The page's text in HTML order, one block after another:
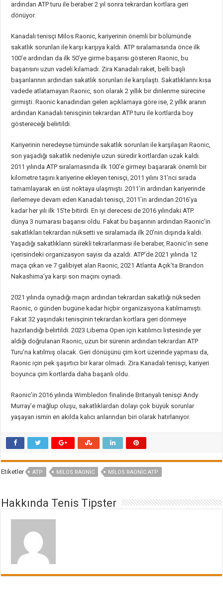
Ardından
Kortlara
ardından ATP turu ile beraber 2 yıl sonra tekrardan kortlara geri
dönüyor.
Kanadalı tenisçi Milos Raonic, kariyerinin önemli bir bölümünde
sakatlık sorunları ile karşı karşıya kaldı. ATP sıralamasında önce ilk
100’e ardından da ilk 50’ye girme başarısı gösteren Raonic, bu
başarısını uzun vadeli kılamadı. Zira Kanadalı raket, belli başlı
başarılarının ardından sakatlık sorunları ile karşılaştı. Sakatlıklarını kısa
vadede atlatamayan Raonic, son olarak 2 yıllık bir dinlenme sürecine
girmişti. Raonic kanadından gelen açıklamaya göre ise, 2 yıllık aranın
ardından Kanadalı tenisçinin tekrardan ATP turu ile kortlarda boy
göstereceği belirtildi.
Kariyerinin neredeyse tümünde sakatlık sorunları ile karşılaşan Raonic,
son yaşadığı sakatlık nedeniyle uzun süredir kortlardan uzak kaldı.
2011 yılında ATP sıralamasında ilk 100’e girmeyi başararak önemli bir
kilometre taşını kariyerine ekleyen tenisçi, 2011 yılını 31’nci sırada
tamamlayarak en üst noktaya ulaşmıştı. 2011’in ardından kariyerinde
ilerlemeye devam eden Kanadalı tenisçi, 2011’in ardından 2016’ya
kadar her yılı ilk 15’te bitirdi. En iyi derecesi de 2016 yılındaki ATP
dünya 3 numarası başarısı oldu. Fakat bu başarının ardından Raonic’in
sakatlıkları tekrardan nüksetti ve sıralamada ilk 20’nin dışında kaldı.
Yaşadığı sakatlıkların sürekli tekrarlanması ile beraber, Raonic’in sene
içerisindeki organizasyon sayısı da azaldı. ATP’de 2021 yılında 12
maça çıkan ve 7 galibiyet alan Raonic, 2021 Atlanta Açık’ta Brandon
Nakashima’ya karşı son maçını oynadı.
2021 yılında oynadığı maçın ardından tekrardan sakatlığı nükseden
Raonic, o günden bugüne kadar hiçbir organizasyona katılmamıştı.
Fakat 32 yaşındaki tenisçinin tekrardan kortlara geri dönmeye
hazırlandığı belirtildi. 2023 Libema Open için katılımcı listesinde yer
aldığı doğrulanan Raonic, uzun bir sürenin ardından tekrardan ATP
Turu’na katılmış olacak. Geri dönüşünü çim kort üzerinde yapması da,
Raonic için pek şaşırtıcı bir karar olmadı. Zira Kanadalı tenisçi, kariyeri
boyunca çim kortlarda daha başarılı oldu.
Raonic’in 2016 yılında Wimbledon finalinde Britanyalı tenisçi Andy
Murray’e mağlup oluşu, sakatlıklardan dolayı çok büyük sorunlar
yaşayan ismin en akılda kalıcı anlarından biri olarak hatırlanıyor.
Etiketler ATP MILOS RAONIC MILOS RAONIC ATP
Hakkında Tenis Tipster